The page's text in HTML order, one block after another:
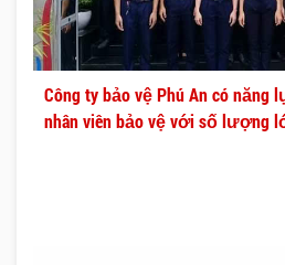
Công ty bảo vệ Phú An có
nhân viên bảo vệ với số lượng